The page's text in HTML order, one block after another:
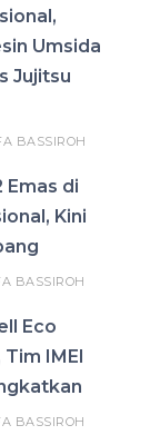
Umsida
Jujitsu
BASSIROH
Emas di
Kini
BASSIROH
Eco
IMEI
BASSIROH